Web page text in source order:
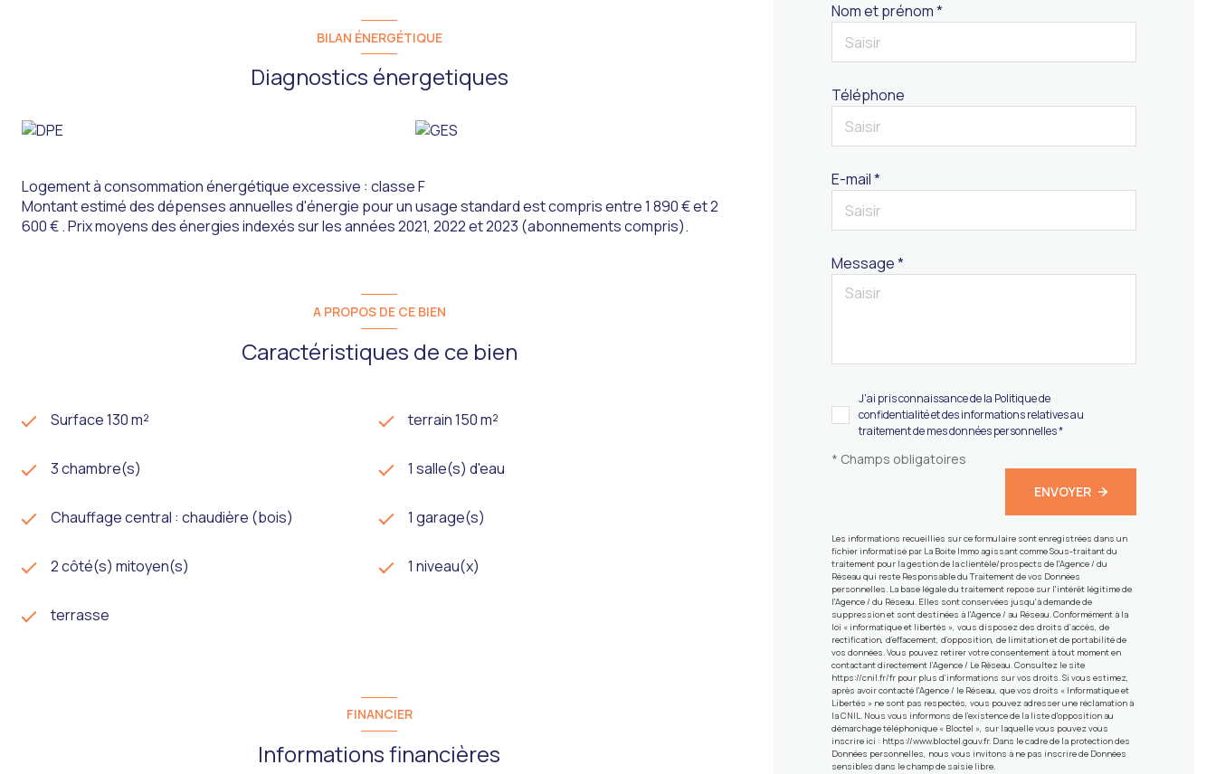
générer un revenu complémentaire grâce à la production d’électricité.
Cette maison représente une belle opportunité pour un premier achat, un projet de résidence principale ou
Pour plus d’informations ou pour organiser une visite, contactez l’agence Immo Expert au o6.3o.11.5o.75
BILAN ÉNERGÉTIQUE
Diagnostics énergetiques
Logement à consommation énergétique excessive : classe F
Montant estimé des dépenses annuelles d'énergie pour un usage standard est compris entre 1 890 € et 2
600 € . Prix moyens des énergies indexés sur les années 2021, 2022 et 2023 (abonnements compris).
A PROPOS DE CE BIEN
Caractéristiques de ce bien
Surface 130 m² terrain 150 m²
3 chambre(s) 1 salle(s) d'eau
Chauffage central : chaudière (bois) 1 garage(s)
2 côté(s) mitoyen(s) 1 niveau(x)
terrasse
FINANCIER
Informations financières
Nom et prénom *
Téléphone
E-mail *
Message *
J'ai pris connaissance de la Politique de
confidentialité et des informations relatives au
traitement de mes données personnelles *
* Champs obligatoires
ENVOYER
Les informations recueillies sur ce formulaire sont enregistrées dans un
fichier informatisé par La Boite Immo agissant comme Sous-traitant du
traitement pour la gestion de la clientèle/prospects de l'Agence / du
Réseau qui reste Responsable du Traitement de vos Données
personnelles. La base légale du traitement repose sur l'intérêt légitime de
l'Agence / du Réseau. Elles sont conservées jusqu'à demande de
suppression et sont destinées à l'Agence / au Réseau. Conformément à la
loi « informatique et libertés », vous disposez des droits d’accès, de
rectification, d’effacement, d’opposition, de limitation et de portabilité de
vos données. Vous pouvez retirer votre consentement à tout moment en
contactant directement l’Agence / Le Réseau. Consultez le site
https://cnil.fr/frpour plus d’informations sur vos droits. Si vous estimez,
après avoir contacté l'Agence / le Réseau, que vos droits « Informatique et
Libertés » ne sont pas respectés, vous pouvez adresser une réclamation à
la CNIL. Nous vous informons de l’existence de la liste d'opposition au
démarchage téléphonique « Bloctel », sur laquelle vous pouvez vous
inscrire ici : https://www.bloctel.gouv.fr. Dans le cadre de la protection des
Données personnelles, nous vous invitons à ne pas inscrire de Données
sensibles dans le champ de saisie libre.